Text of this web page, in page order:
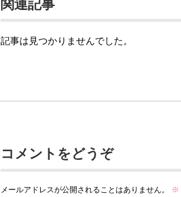
関連記事
記事は見つかりませんでした。
コメントをどうぞ
メールアドレスが公開されることはありません。 ※